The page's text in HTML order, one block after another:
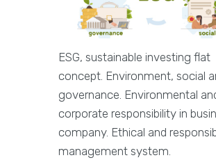
ESG, sustainable investing flat
concept. Environment, social
governance. Environmental
corporate responsibility in
company. Ethical and
management system.